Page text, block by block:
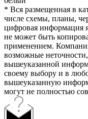
* Вся размещенная в
числе схемы, планы,
цифровая информация
не может быть
применением.
возможные
вышеуказанной
своему выбору и в
вышеуказанную
могут не полностью